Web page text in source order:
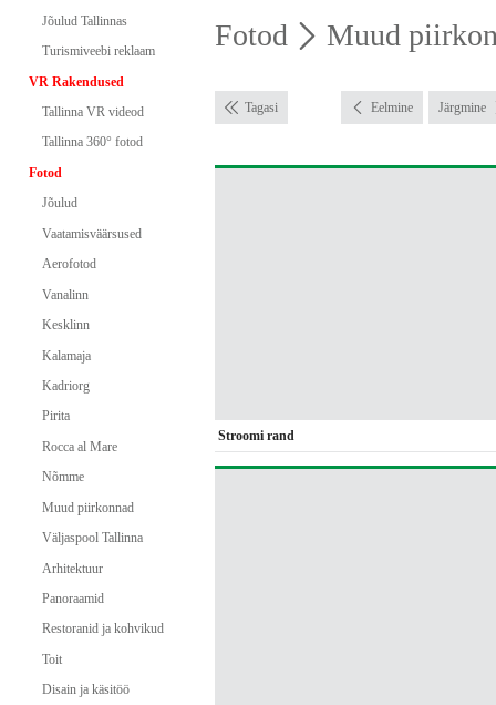
Jõulud Tallinnas
Turismiveebi reklaam
VR Rakendused
Tallinna VR videod
Tallinna 360° fotod
Fotod
Jõulud
Vaatamisväärsused
Aerofotod
Vanalinn
Kesklinn
Kalamaja
Kadriorg
Pirita
Rocca al Mare
Nõmme
Muud piirkonnad
Väljaspool Tallinna
Arhitektuur
Panoraamid
Restoranid ja kohvikud
Toit
Disain ja käsitöö
Fotod Muud
Tagasi Eelmine Järgmine
Stroomi rand